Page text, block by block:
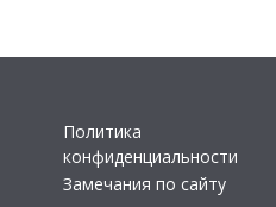
Политика
конфиденциальности
Замечания по сайту